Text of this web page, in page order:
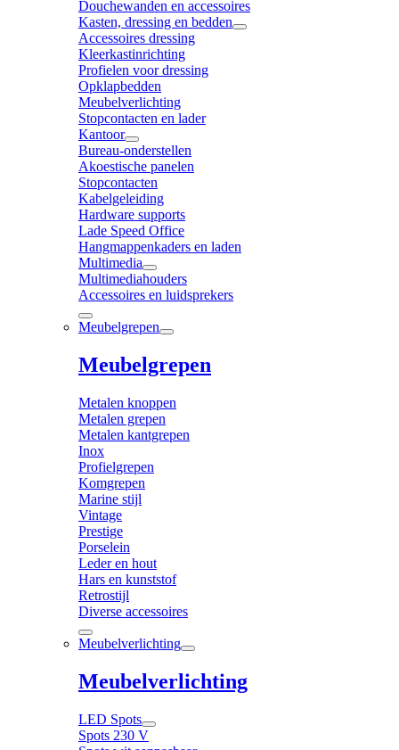
Douchewanden en accessoires
Kasten, dressing en bedden
Accessoires dressing
Kleerkastinrichting
Profielen voor dressing
Opklapbedden
Meubelverlichting
Stopcontacten en lader
Kantoor
Bureau-onderstellen
Akoestische panelen
Stopcontacten
Kabelgeleiding
Hardware supports
Lade Speed Office
Hangmappenkaders en laden
Multimedia
Multimediahouders
Accessoires en luidsprekers
Meubelgrepen
Meubelgrepen
Metalen knoppen
Metalen grepen
Metalen kantgrepen
Inox
Profielgrepen
Komgrepen
Marine stijl
Vintage
Prestige
Porselein
Leder en hout
Hars en kunststof
Retrostijl
Diverse accessoires
Meubelverlichting
Meubelverlichting
LED Spots
Spots 230 V